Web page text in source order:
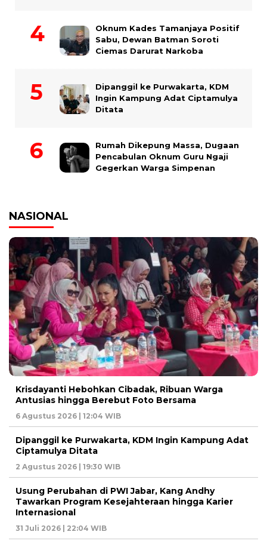
Oknum Kades Tamanjaya Positif
Sabu, Dewan Batman Soroti
Ciemas Darurat Narkoba
Dipanggil ke Purwakarta, KDM
Ingin Kampung Adat Ciptamulya
Ditata
Rumah Dikepung Massa, Dugaan
Pencabulan Oknum Guru Ngaji
Gegerkan Warga Simpenan
NASIONAL
Krisdayanti Hebohkan Cibadak, Ribuan Warga
Antusias hingga Berebut Foto Bersama
6 Agustus 2026 | 12:04 WIB
Dipanggil ke Purwakarta, KDM Ingin Kampung Adat
Ciptamulya Ditata
2 Agustus 2026 | 19:30 WIB
Usung Perubahan di PWI Jabar, Kang Andhy
Tawarkan Program Kesejahteraan hingga Karier
Internasional
31 Juli 2026 | 22:04 WIB